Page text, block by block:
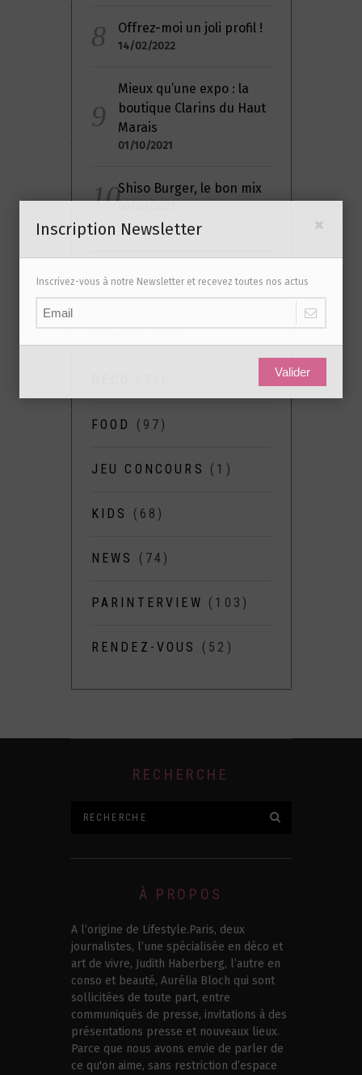
Offrez-moi un joli profil !
14/02/2022
Mieux qu’une expo : la
boutique Clarins du Haut
Marais
01/10/2021
Shiso Burger, le bon mix
CATÉGORIES
FOOD (97)
JEU CONCOURS (1)
KIDS (68)
NEWS (74)
PARINTERVIEW (103)
RENDEZ-VOUS (52)
RECHERCHE
À PROPOS
A l’origine de Lifestyle.Paris, deux
journalistes, l’une spécialisée en déco et
art de vivre, Judith Haberberg, l’autre en
conso et beauté, Aurélia Bloch qui sont
sollicitées de toute part, entre
communiqués de presse, invitations à des
présentations presse et nouveaux lieux.
Parce que nous avons envie de parler de
ce qu'on aime, sans restriction d’espace
Inscription Newsletter
Inscrivez-vous à notre Newsletter et recevez toutes nos actus
Valider